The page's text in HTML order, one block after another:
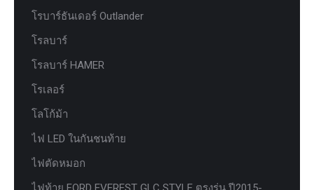
โรบาร์ธันเดอร์ Outlander
โรลบาร์
โรลบาร์ HAMER
โรเลอร์
โลโก้ม้า
ไฟ LED ในกันชนท้าย
ไฟตัดหมอก